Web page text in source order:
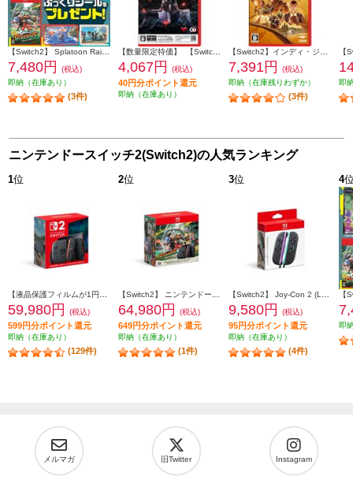
【Switch2】 Splatoon Raiders （スプラトゥーン レイダース）（特典：ノジマオリジナル特典 ぷっくりシール 付き）
7,480円
(税込)
即納（在庫あり）
(3件)
【数量限定特価】 【Switch2】 零 ～紅い蝶～ REMAKE 通常版
4,067円 (税込)
40円分ポイント還元
即納（在庫あり）
【Switch2】インディ・ジョーンズ/大いなる円環
7,391円
(税込)
即納（在庫残りわずか）
(3件)
即
ニンテンドースイッチ2(Switch2)の人気ランキング
1位
【液晶保護フィルムが1円で購入できる！】 【Switch2】 ニンテンドースイッチ2本体（日本語・国内専用）
59,980円 (税込)
599円分ポイント還元
即納（在庫あり）
(129件)
2位
【Switch2】 ニンテンドースイッチ2本体（日本語・国内専用） スプラトゥーン レイダース セット（特典：クッション付き ※シールは付きません）
64,980円 (税込)
649円分ポイント還元
即納（在庫あり）
(1件)
3位
【Switch2】 Joy-Con 2 (L) ライトパープル/(R) ライトグリーン
9,580円 (税込)
95円分ポイント還元
即納（在庫あり）
(4件)
4
即
メルマガ 旧Twitter Instagram